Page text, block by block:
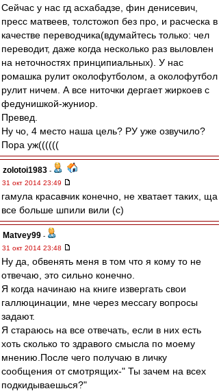
Сейчас у нас гд асхабадзе, фин денисевич,
пресс матвеев, толстожоп без про, и расческа в
качестве переводчика(вдумайтесь только: чел
переводит, даже когда несколько раз выловлен
на неточностях принципиальных). У нас
ромашка рулит околофутболом, а околофутбол
рулит ничем. А все ниточки дергает жиркоев с
федунишкой-жуниор.
Превед.
Ну чо, 4 место наша цель? РУ уже озвучило?
Пора уж((((((
zolotoi1983 -
31 окт 2014 23:49
гамула красавчик конечно, не хватает таких, ща
все больше шпили вили (с)
Matvey99 -
31 окт 2014 23:48
Ну да, обвенять меня в том что я кому то не
отвечаю, это сильно конечно.
Я когда начинаю на книге извергать свои
галлюцинации, мне через мессагу вопросы
задают.
Я стараюсь на все отвечать, если в них есть
хоть сколько то здравого смысла по моему
мнению.После чего получаю в личку
сообщения от смотрящих-" Ты зачем на всех
подкидываешься?"